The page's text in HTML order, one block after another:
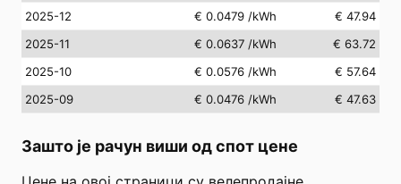
2025-12
€ 0.0479 /kWh
€ 47.94
2025-11
€ 0.0637 /kWh
€ 63.72
2025-10
€ 0.0576 /kWh
€ 57.64
2025-09
€ 0.0476 /kWh € 47.63
Зашто је рачун виши од спот цене